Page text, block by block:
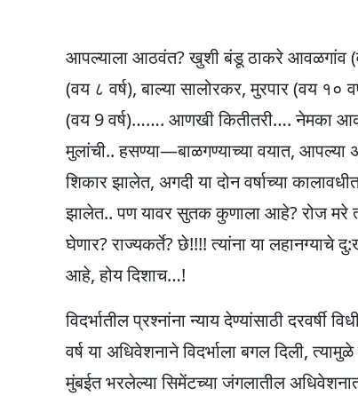
p o
k
आपल्याला आठवंत? खुशी बंडू ठाकरे आवळगांव (वय
(वय ८ वर्ष), बाल्या सालोरकर, मुरपार (वय १०
(वय 9 वर्ष)……. आणखी कितीतरी…. नेमका
मुलांची.. हसण्या—बाळगण्याच्या वयात, आपल्या
शिकार झालेत, अगदी या दोन वर्षाच्या
झालेत.. पण यावर सुतक कुणाला आहे? रोज मरे
घेणार? राज्यकर्ते? छे!!!! त्यांना या लहानग्याचे
आहे, होय दिशाच…!
विदर्भातील प्रश्नांना न्याय देण्यांसाठी
वर्ष या अधिवेशनाने विदर्भाला बगल दिली,
मुंबईत भरलेल्या सिमेंटच्या जंगलातील अधिवेशनात